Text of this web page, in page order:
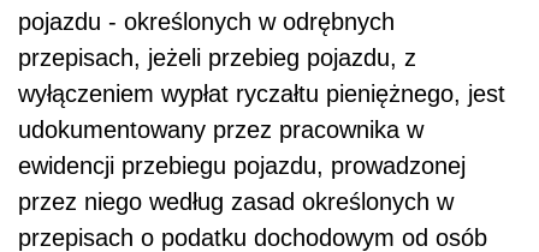
pojazdu - określonych w odrębnych
przepisach, jeżeli przebieg pojazdu, z
wyłączeniem wypłat ryczałtu pieniężnego, jest
udokumentowany przez pracownika w
ewidencji przebiegu pojazdu, prowadzonej
przez niego według zasad określonych w
przepisach o podatku dochodowym od osób